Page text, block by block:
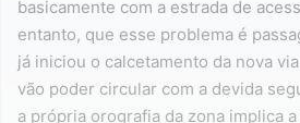
basicamente com a estrada de
entanto, que esse problema é
já iniciou o calcetamento da nova
vão poder circular com a devida
a própria orografia da zona implica